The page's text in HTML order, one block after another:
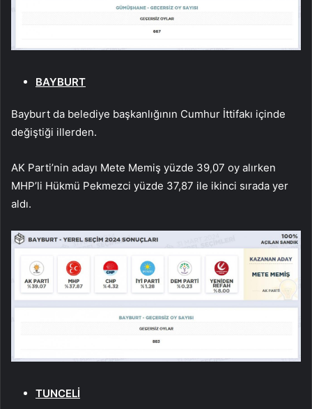
BAYBURT
Bayburt da belediye başkanlığının Cumhur İttifakı içinde
değiştiği illerden.
AK Parti’nin adayı Mete Memiş yüzde 39,07 oy alırken
MHP’li Hükmü Pekmezci yüzde 37,87 ile ikinci sırada yer
aldı.
TUNCELİ